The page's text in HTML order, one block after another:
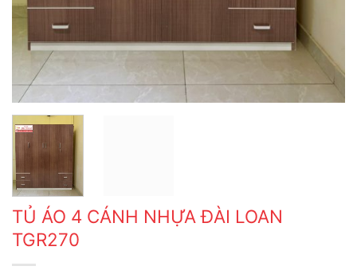
TỦ ÁO 4 CÁNH NHỰA ĐÀI LOAN
TGR270